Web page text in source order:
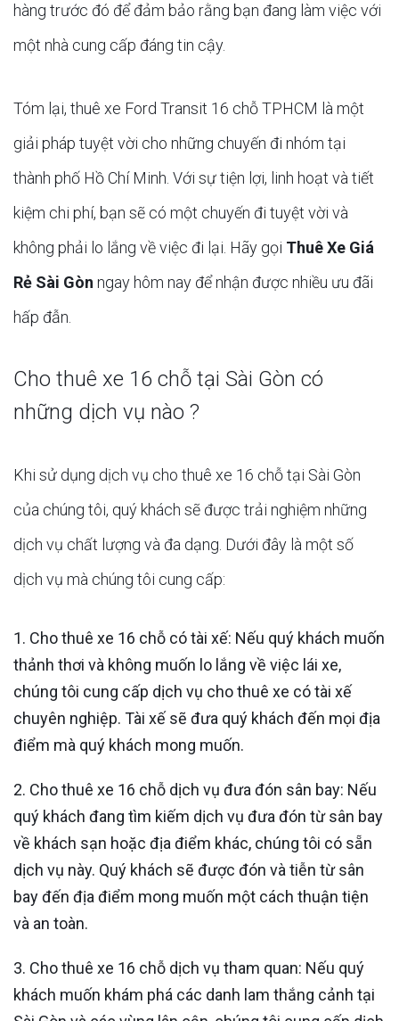
hàng trước đó để đảm bảo rằng bạn đang làm việc với
một nhà cung cấp đáng tin cậy.
Tóm lại, thuê xe Ford Transit 16 chỗ TPHCM là một
giải pháp tuyệt vời cho những chuyến đi nhóm tại
thành phố Hồ Chí Minh. Với sự tiện lợi, linh hoạt và tiết
kiệm chi phí, bạn sẽ có một chuyến đi tuyệt vời và
không phải lo lắng về việc đi lại. Hãy gọi Thuê Xe Giá
Rẻ Sài Gòn ngay hôm nay để nhận được nhiều ưu đãi
hấp đẫn.
Cho thuê xe 16 chỗ tại Sài Gòn có
những dịch vụ nào ?
Khi sử dụng dịch vụ cho thuê xe 16 chỗ tại Sài Gòn
của chúng tôi, quý khách sẽ được trải nghiệm những
dịch vụ chất lượng và đa dạng. Dưới đây là một số
dịch vụ mà chúng tôi cung cấp:
1. Cho thuê xe 16 chỗ có tài xế: Nếu quý khách muốn
thảnh thơi và không muốn lo lắng về việc lái xe,
chúng tôi cung cấp dịch vụ cho thuê xe có tài xế
chuyên nghiệp. Tài xế sẽ đưa quý khách đến mọi địa
điểm mà quý khách mong muốn.
2. Cho thuê xe 16 chỗ dịch vụ đưa đón sân bay: Nếu
quý khách đang tìm kiếm dịch vụ đưa đón từ sân bay
về khách sạn hoặc địa điểm khác, chúng tôi có sẵn
dịch vụ này. Quý khách sẽ được đón và tiễn từ sân
bay đến địa điểm mong muốn một cách thuận tiện
và an toàn.
3. Cho thuê xe 16 chỗ dịch vụ tham quan: Nếu quý
khách muốn khám phá các danh lam thắng cảnh tại